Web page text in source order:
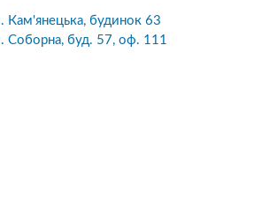
Кам'янецька, будинок 63
Соборна, буд. 57, оф. 111